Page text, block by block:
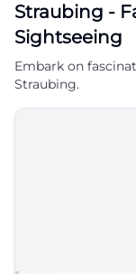
Straubing -
Sightseeing
Embark on
Straubing.